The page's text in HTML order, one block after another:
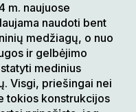
m. naujuose
naudoti bent
medžiagų, o nuo
ir gelbėjimo
medinius
Visgi, priešingai nei
tokios konstrukcijos